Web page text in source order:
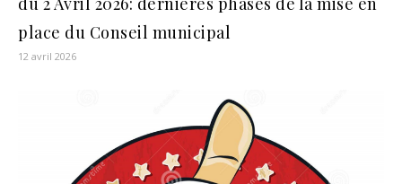
place du Conseil municipal
12 avril 2026